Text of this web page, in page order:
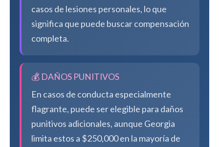
casos de lesiones personales, lo que
significa que puede buscar compensación
completa.
💰 DAÑOS PUNITIVOS
En casos de conducta especialmente
flagrante, puede ser elegible para daños
punitivos adicionales, aunque Georgia
limita estos a $250,000 en la mayoría de